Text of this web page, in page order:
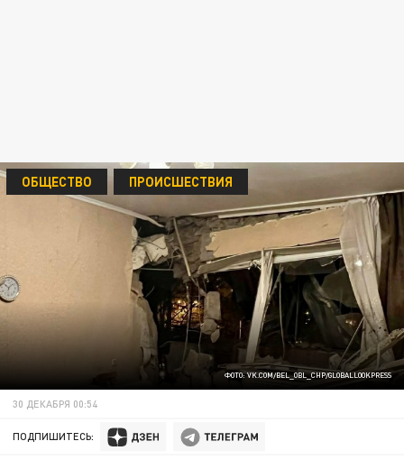
ФОТО: VK.COM/BEL_OBL_CHP/GLOBALLOOKPRESS
ОБЩЕСТВО ПРОИСШЕСТВИЯ
30 ДЕКАБРЯ 00:54
ПОДПИШИТЕСЬ: